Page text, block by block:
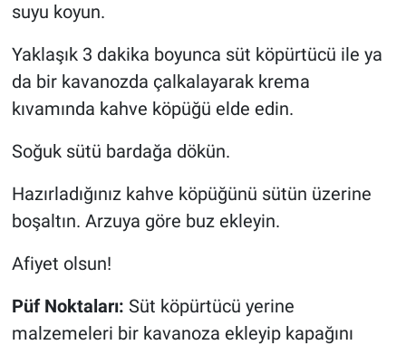
suyu koyun.
Yaklaşık 3 dakika boyunca süt köpürtücü ile ya
da bir kavanozda çalkalayarak krema
kıvamında kahve köpüğü elde edin.
Soğuk sütü bardağa dökün.
Hazırladığınız kahve köpüğünü sütün üzerine
boşaltın. Arzuya göre buz ekleyin.
Afiyet olsun!
Püf Noktaları: Süt köpürtücü yerine
malzemeleri bir kavanoza ekleyip kapağını